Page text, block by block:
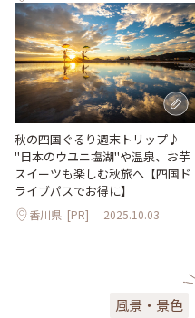
秋の四国ぐるり週末トリップ♪
"日本のウユニ塩湖"や温泉、お芋
スイーツも楽しむ秋旅へ【四国ド
ライブパスでお得に】
香川県 [PR] 2025.10.03
風景・景色